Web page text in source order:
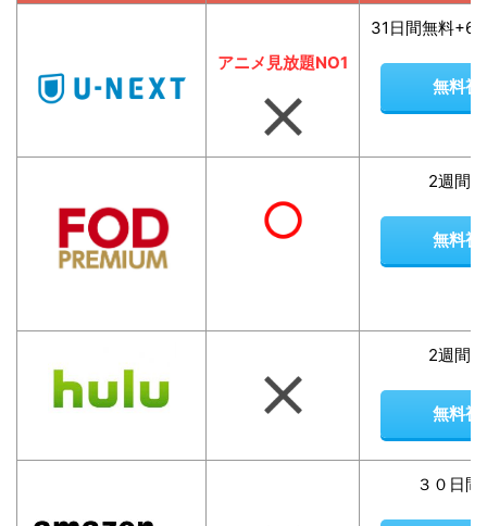
アニメ見放題NO1
31日間無料
無料視
2週間
無料視
2週間
無料視
３０日間